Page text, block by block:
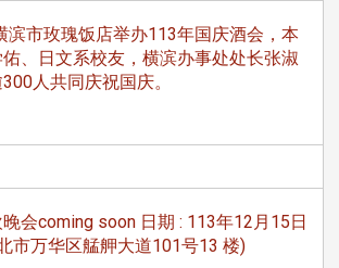
市玫瑰饭店举办113年国庆酒会，本
、日文系校友，横滨办事处处长张淑
人共同庆祝国庆。
会coming soon 日期 : 113年12月15日
市万华区艋舺大道101号13 楼)
头版 热门焦点